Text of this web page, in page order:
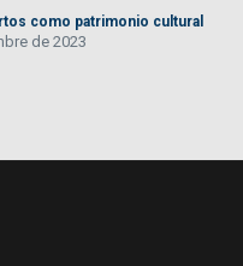
como patrimonio cultural
de 2023